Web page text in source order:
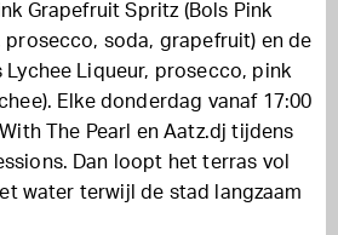
Grapefruit Spritz (Bols Pink
prosecco, soda, grapefruit) en de
Lychee Liqueur, prosecco, pink
Elke donderdag vanaf 17:00
The Pearl en Aatz.dj tijdens
Dan loopt het terras vol
water terwijl de stad langzaam